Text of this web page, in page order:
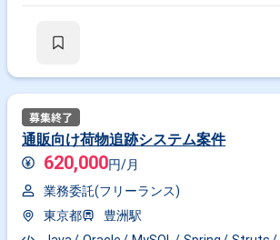
通販向け荷物追跡システム案件
620,000円/月
業務委託(フリーランス)
東京都
豊洲駅